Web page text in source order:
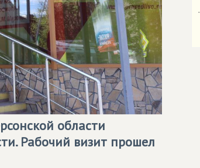
области
Рабочий визит прошел
˙